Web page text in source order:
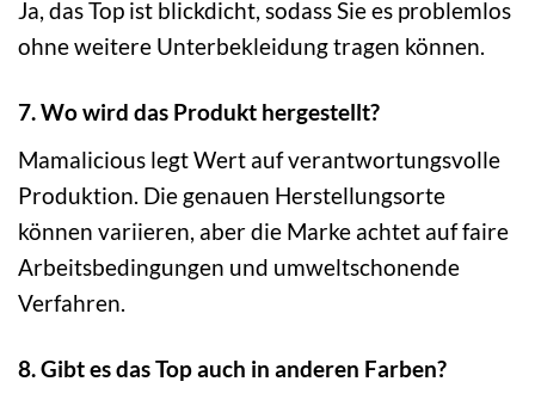
Ja, das Top ist blickdicht, sodass Sie es problemlos
ohne weitere Unterbekleidung tragen können.
7. Wo wird das Produkt hergestellt?
Mamalicious legt Wert auf verantwortungsvolle
Produktion. Die genauen Herstellungsorte
können variieren, aber die Marke achtet auf faire
Arbeitsbedingungen und umweltschonende
Verfahren.
8. Gibt es das Top auch in anderen Farben?